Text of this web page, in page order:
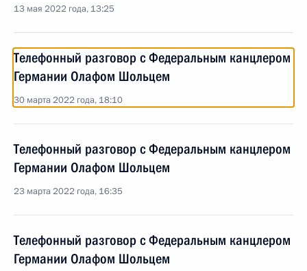
13 мая 2022 года, 13:25
Телефонный разговор с Федеральным канцлером
Германии Олафом Шольцем
30 марта 2022 года, 18:10
Телефонный разговор с Федеральным канцлером
Германии Олафом Шольцем
23 марта 2022 года, 16:35
Телефонный разговор с Федеральным канцлером
Германии Олафом Шольцем